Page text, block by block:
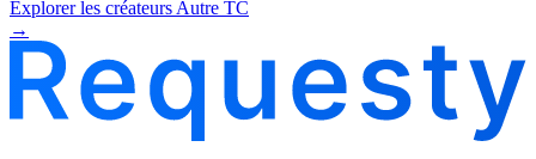
Explorer les créateurs Autre TC
→